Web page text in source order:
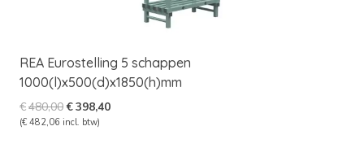
REA Eurostelling 5 schappen
1000(l)x500(d)x1850(h)mm
€480,00Oorspronkelijke
prijs
€398,40Huidige
(€ 482,06 incl. btw)